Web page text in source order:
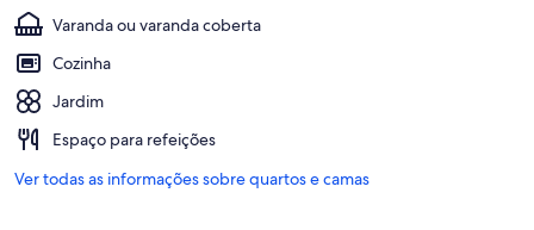
Varanda ou varanda coberta
Cozinha
Jardim
Espaço para refeições
Ver todas as informações sobre quartos e camas